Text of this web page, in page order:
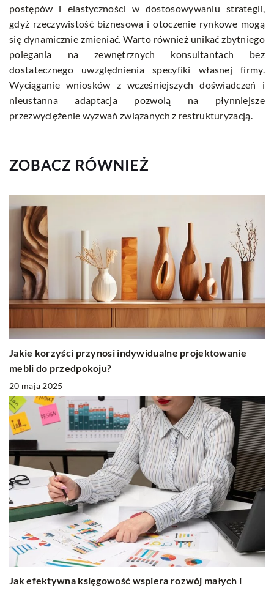
postępów i elastyczności w dostosowywaniu strategii,
gdyż rzeczywistość biznesowa i otoczenie rynkowe mogą
się dynamicznie zmieniać. Warto również unikać zbytniego
polegania na zewnętrznych konsultantach bez
dostatecznego uwzględnienia specyfiki własnej firmy.
Wyciąganie wniosków z wcześniejszych doświadczeń i
nieustanna adaptacja pozwolą na płynniejsze
przezwyciężenie wyzwań związanych z restrukturyzacją.
ZOBACZ RÓWNIEŻ
Jakie korzyści przynosi indywidualne projektowanie
mebli do przedpokoju?
20 maja 2025
Jak efektywna księgowość wspiera rozwój małych i